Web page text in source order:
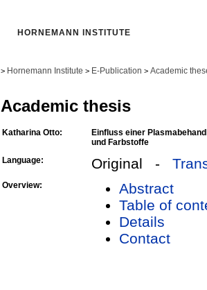
HORNEMANN INSTITUTE
> Hornemann Institute > E-Publication > Academic
Academic thesis
Katharina Otto:
Einfluss einer
und Farbstoffe
Language:
Original -
Overview:
Abstract
Table of
Details
Contact